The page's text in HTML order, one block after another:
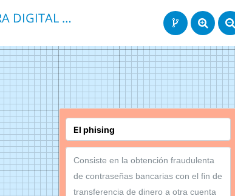
CULTURA DIGITAL DILEMAS ETICOS Y MORALES
Consiste en la obtención fraudulenta
de contraseñas bancarias con el fin de
transferencia de dinero a otra cuenta